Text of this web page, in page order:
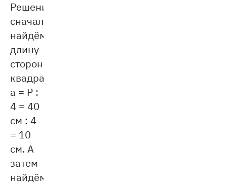
Решение:
сначала
найдём
длину
стороны
квадрата:
a = P :
4 = 40
см : 4
= 10
см. А
затем
найдём